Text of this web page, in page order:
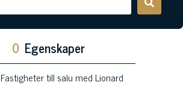
0 Egenskaper
Fastigheter till salu med Lionard